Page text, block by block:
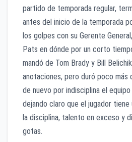
partido de temporada regular,
antes del inicio de la temporada
los golpes con su Gerente
Pats en dónde por un corto
mandó de Tom Brady y Bill
anotaciones, pero duró poco más
de nuevo por indisciplina el
dejando claro que el jugador
la disciplina, talento en exceso y
gotas.